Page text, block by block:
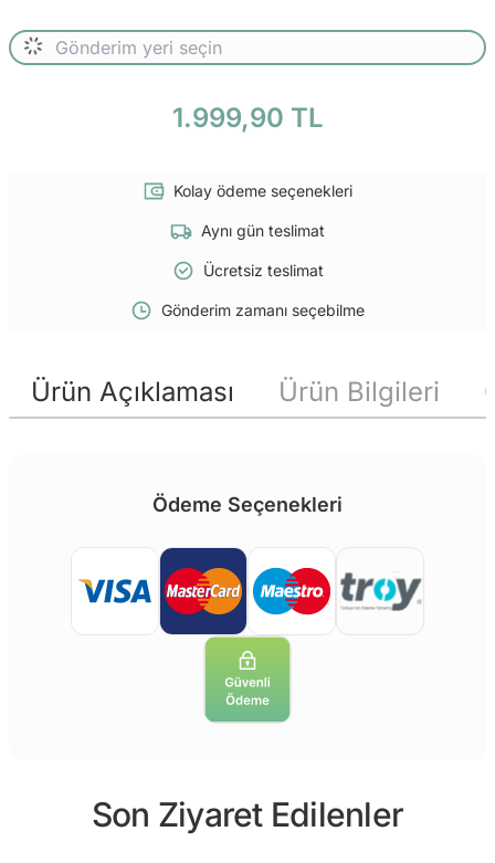
1.999,90 TL
Kolay ödeme seçenekleri
Aynı gün teslimat
Ücretsiz teslimat
Gönderim zamanı seçebilme
Ürün Açıklaması Ürün Bilgileri
Ödeme Seçenekleri
Son Ziyaret Edilenler